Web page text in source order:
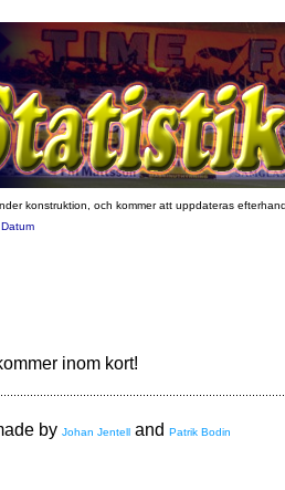
konstruktion, och kommer att uppdateras
Datum
inom kort!
by Johan Jentell and Patrik Bodin